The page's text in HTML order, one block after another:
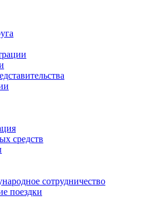
средств
сотрудничество
поездки